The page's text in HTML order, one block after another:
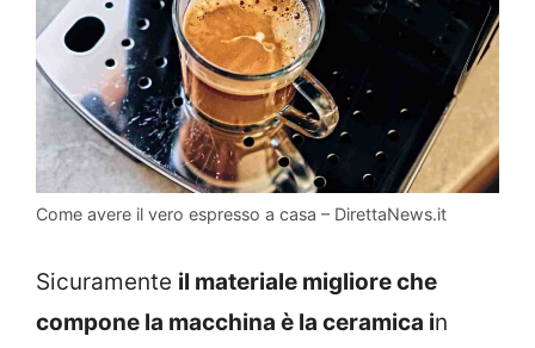
Come avere il vero espresso a casa – DirettaNews.it
Sicuramente il materiale migliore che
compone la macchina è la ceramica in